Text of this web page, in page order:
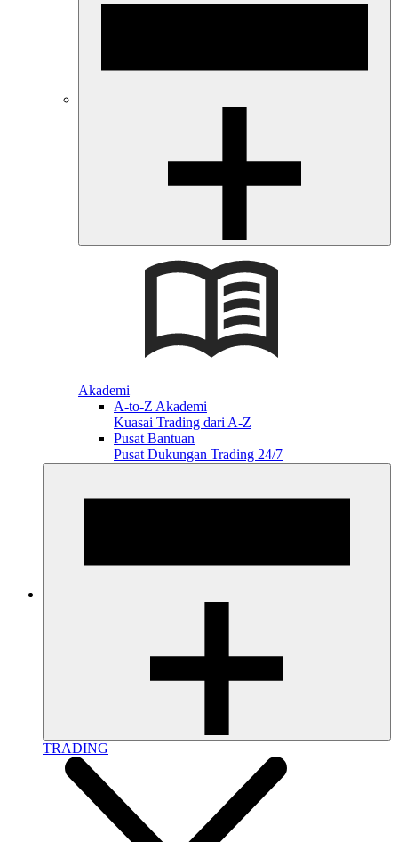
Akademi
A-to-Z Akademi
Kuasai Trading dari A-Z
Pusat Bantuan
Pusat Dukungan Trading 24/7
TRADING